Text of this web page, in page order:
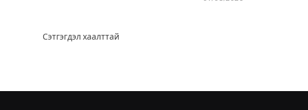
Сэтгэгдэл хаалттай